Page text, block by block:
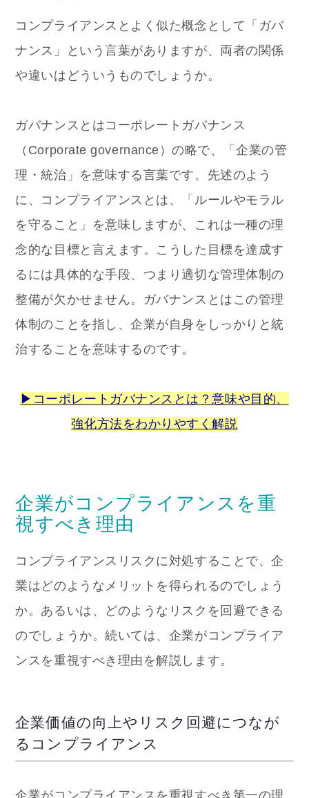
コンプライアンスとよく似た概念として「ガバ
ナンス」という言葉がありますが、両者の関係
や違いはどういうものでしょうか。
ガバナンスとはコーポレートガバナンス
（Corporate governance）の略で、「企業の管
理・統治」を意味する言葉です。先述のよう
に、コンプライアンスとは、「ルールやモラル
を守ること」を意味しますが、これは一種の理
念的な目標と言えます。こうした目標を達成す
るには具体的な手段、つまり適切な管理体制の
整備が欠かせません。ガバナンスとはこの管理
体制のことを指し、企業が自身をしっかりと統
治することを意味するのです。
▶コーポレートガバナンスとは？意味や目的、
強化方法をわかりやすく解説
企業がコンプライアンスを重
視すべき理由
コンプライアンスリスクに対処することで、企
業はどのようなメリットを得られるのでしょう
か。あるいは、どのようなリスクを回避できる
のでしょうか。続いては、企業がコンプライア
ンスを重視すべき理由を解説します。
企業価値の向上やリスク回避につなが
るコンプライアンス